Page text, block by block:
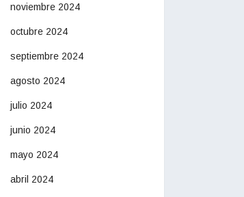
noviembre 2024
octubre 2024
septiembre 2024
agosto 2024
julio 2024
junio 2024
mayo 2024
abril 2024